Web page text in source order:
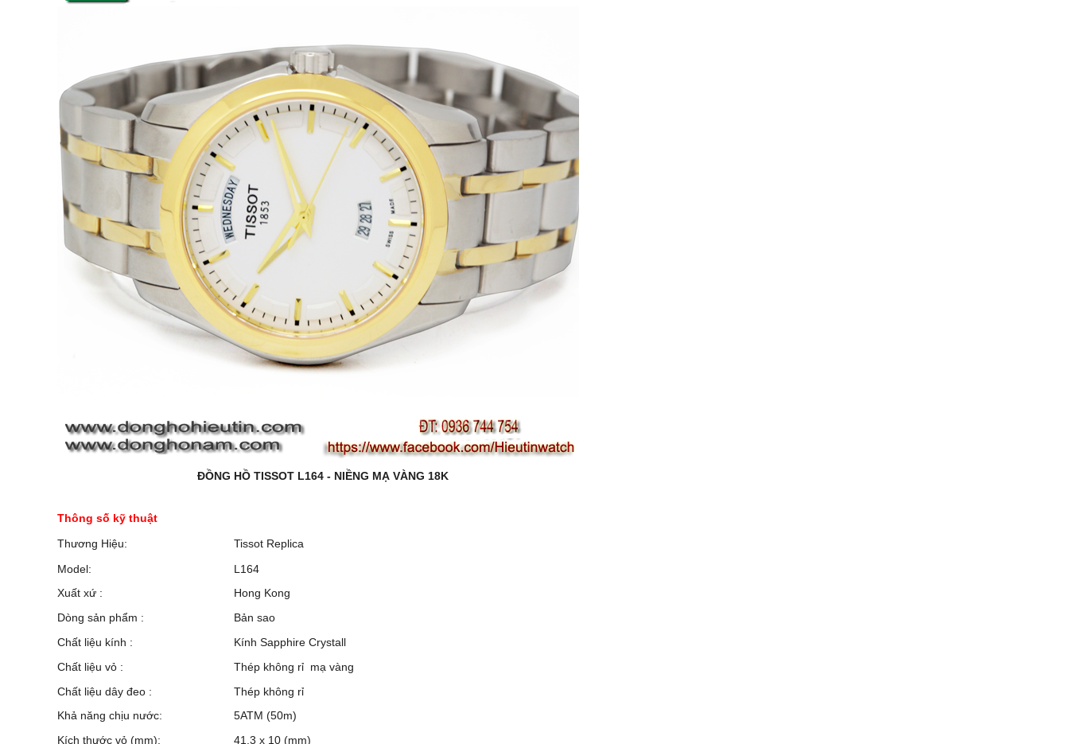
ĐỒNG HỒ TISSOT L164 - NIỀNG MẠ VÀNG 18K
Thông số kỹ thuật
Thương Hiệu:
Tissot Replica
Model:
L164
Xuất xứ :
Hong Kong
Dòng sản phẩm :
Bản sao
Chất liệu kính :
Kính Sapphire Crystall
Chất liệu vỏ :
Thép không rỉ mạ vàng
Chất liệu dây đeo :
Thép không rỉ
Khả năng chịu nước:
5ATM (50m)
Kích thước vỏ (mm):
41.3 x 10 (mm)